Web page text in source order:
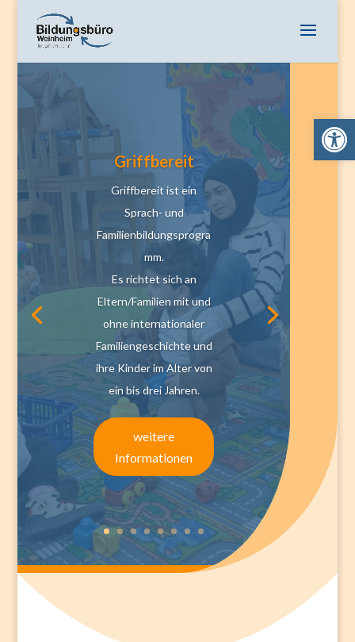
Griffbereit
Griffbereit ist ein
Sprach- und
Familienbildungsprogra
mm.
Es richtet sich an
Eltern/Familien mit und
ohne internationaler
Familiengeschichte und
ihre Kinder im Alter von
ein bis drei Jahren.
weitere
Informationen